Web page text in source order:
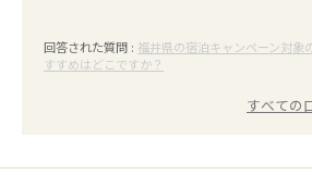
回答された質問 : 福井県の宿泊キャンペーン対象
すすめはどこですか？
すべての